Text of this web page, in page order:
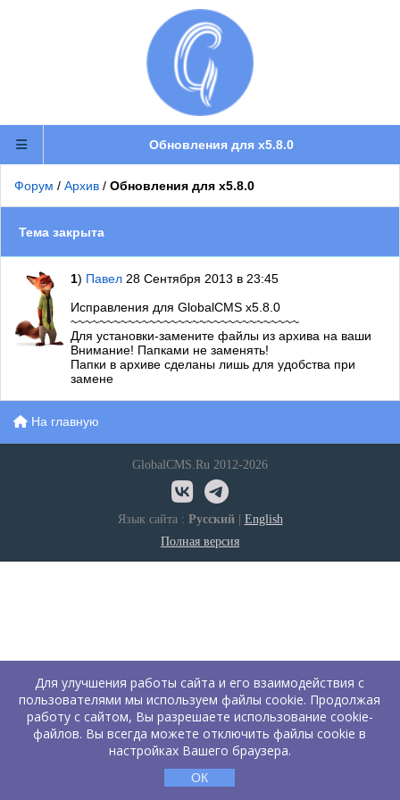
Обновления для x5.8.0
Форум / Архив / Обновления для x5.8.0
Тема закрыта
1) Павел 28 Сентября 2013 в 23:45
Исправления для GlobalCMS x5.8.0
~~~~~~~~~~~~~~~~~~~~~~~~~~~~~~~~
Для установки-замените файлы из архива на ваши
Внимание! Папками не заменять!
Папки в архиве сделаны лишь для удобства при
замене
На главную
GlobalCMS.Ru 2012-2026
Язык сайта : Русский| English
Полная версия
Для улучшения работы сайта и его взаимодействия с
пользователями мы используем файлы cookie. Продолжая
работу с сайтом, Вы разрешаете использование cookie-
файлов. Вы всегда можете отключить файлы cookie в
настройках Вашего браузера.
ОК